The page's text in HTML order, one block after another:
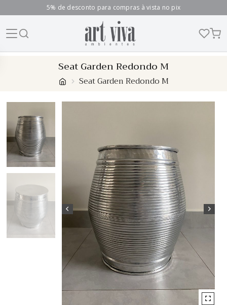
5% de desconto para compras à vista no pix
Seat Garden Redondo M
Seat Garden Redondo M